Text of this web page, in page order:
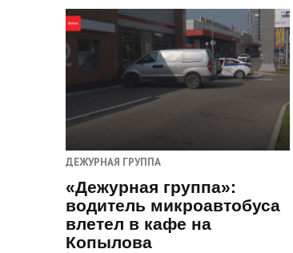
ДЕЖУРНАЯ ГРУППА
«Дежурная группа»:
водитель микроавтобуса
влетел в кафе на
Копылова